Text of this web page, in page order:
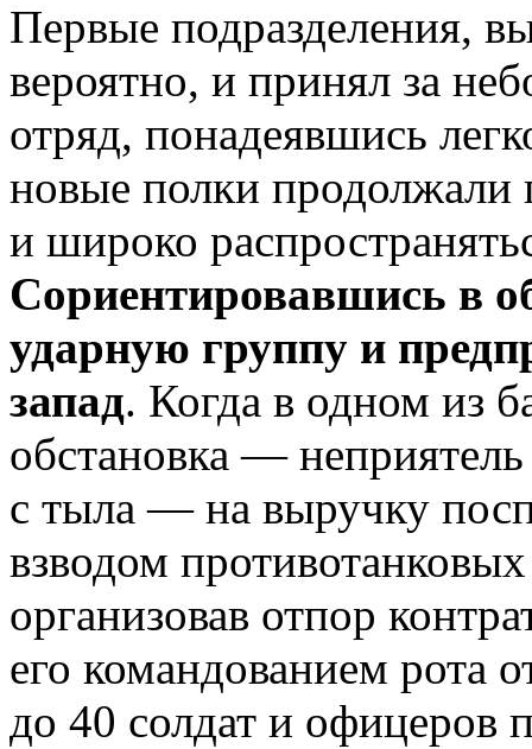
Первые подразделения,
вероятно, и принял за
отряд, понадеявшись
новые полки продолжали
и широко
Сориентировавшись в
ударную группу и
запад. Когда в одном из
обстановка —
с тыла — на выручку
взводом
организовав отпор
его командованием рота
до 40 солдат и офицеров